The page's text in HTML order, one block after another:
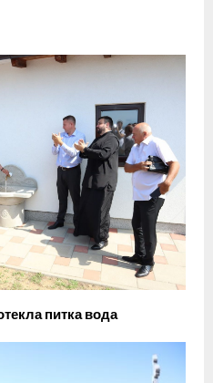
питка вода